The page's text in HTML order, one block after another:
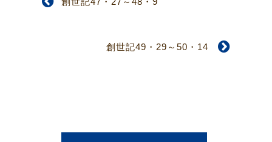
創世記49・29～50・14